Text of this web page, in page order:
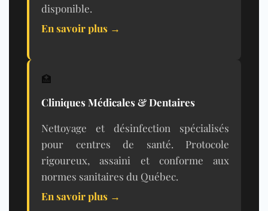
disponible.
En savoir plus →
🏥
Cliniques Médicales & Dentaires
Nettoyage et désinfection spécialisés
pour centres de santé. Protocole
rigoureux, assaini et conforme aux
normes sanitaires du Québec.
En savoir plus →